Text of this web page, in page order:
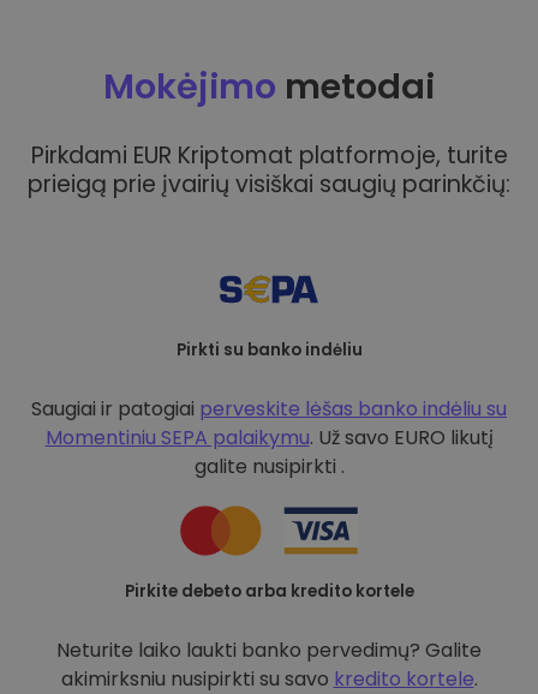
Mokėjimo metodai
Pirkdami EUR Kriptomat platformoje, turite
prieigą prie įvairių visiškai saugių parinkčių:
Pirkti su banko indėliu
Saugiai ir patogiai perveskite lėšas banko indėliu su
Momentiniu SEPA palaikymu. Už savo EURO likutį
galite nusipirkti .
Pirkite debeto arba kredito kortele
Neturite laiko laukti banko pervedimų? Galite
akimirksniu nusipirkti su savo kredito kortele.